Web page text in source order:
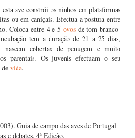
esta ave constrói os ninhos em plataformas
ou em caniçais. Efectua a postura entre
Coloca entre 4 e 5 ovosde tom branco-
tem a duração de 21 a 25 dias,
cobertas de penugem e muito
parentais. Os juvenis efectuam o seu
vida.
Guia de campo das aves de Portugal
e debates, 4ª Edição.